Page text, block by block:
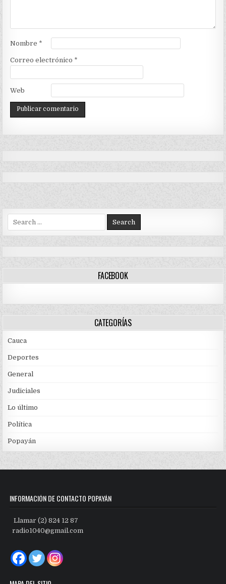
Nombre *
Correo electrónico *
Web
Search
for:
FACEBOOK
CATEGORÍAS
Cauca
Deportes
General
Judiciales
Lo último
Política
Popayán
INFORMACIÓN DE CONTACTO POPAYÁN
Llamar (2) 824 12 87
radio1040@gmail.com